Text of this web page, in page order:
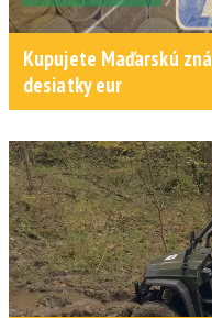
Kupujete Maďarskú
desiatky eur